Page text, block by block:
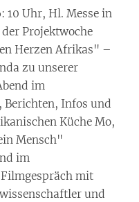
10 Uhr, Hl. Messe in
Projektwoche
Herzen Afrikas" –
zu unserer
im
Infos und
Küche Mo,
Mensch"
im
mit
und